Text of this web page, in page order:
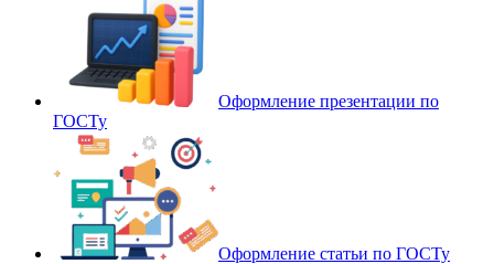
Оформление презентации по
ГОСТу
Оформление статьи по ГОСТу